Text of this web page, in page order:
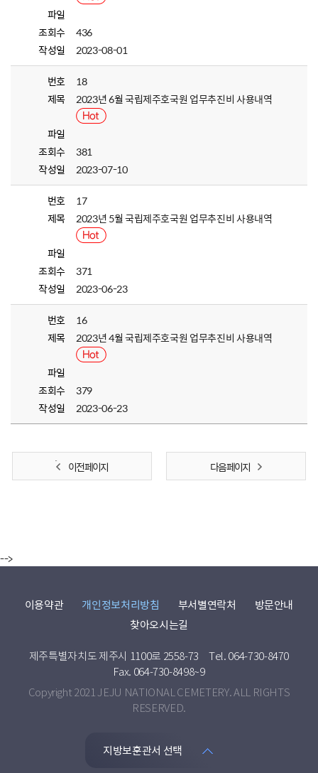
파일
조회수
436
작성일
2023-08-01
번호
18
제목
2023년 6월 국립제주호국원 업무추진비 사용내역
파일
조회수
381
작성일
2023-07-10
번호
17
제목
2023년 5월 국립제주호국원 업무추진비 사용내역
파일
조회수
371
작성일
2023-06-23
번호
16
제목
2023년 4월 국립제주호국원 업무추진비 사용내역
파일
조회수
379
작성일
2023-06-23
이전 페이지 다음 페이지
-->
이용약관 개인정보처리방침 부서별연락처
방문안내
찾아오시는길
제주특별자치도 제주시 1100로 2558-73
Tel. 064-730-8470
Fax. 064-730-8498~9
Copyright 2021 JEJU NATIONAL CEMETERY. ALL RIGHTS
RESERVED.
지방보훈관서 선택